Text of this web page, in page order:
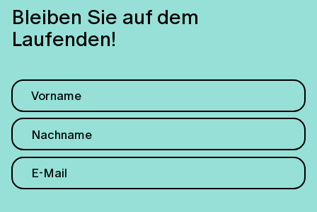
Bleiben Sie auf dem
Laufenden!